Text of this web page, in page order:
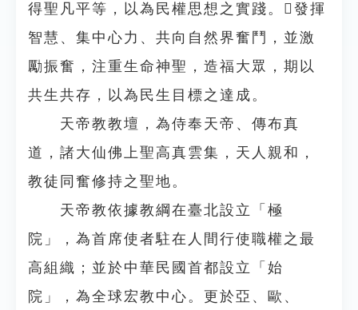
得聖凡平等，以為民權思想之實踐。發揮
智慧、集中心力、共向自然界奮鬥，並激
勵振奮，注重生命神聖，造福大眾，期以
共生共存，以為民生目標之達成。
天帝教教壇，為侍奉天帝、傳布真
道，諸大仙佛上聖高真雲集，天人親和，
教徒同奮修持之聖地。
天帝教依據教綱在臺北設立「極
院」，為首席使者駐在人間行使職權之最
高組織；並於中華民國首都設立「始
院」，為全球宏教中心。更於亞、歐、